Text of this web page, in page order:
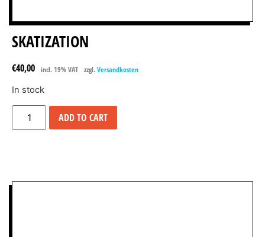
SKATIZATION
€40,00 incl. 19% VAT zzgl. Versandkosten
In stock
ADD TO CART